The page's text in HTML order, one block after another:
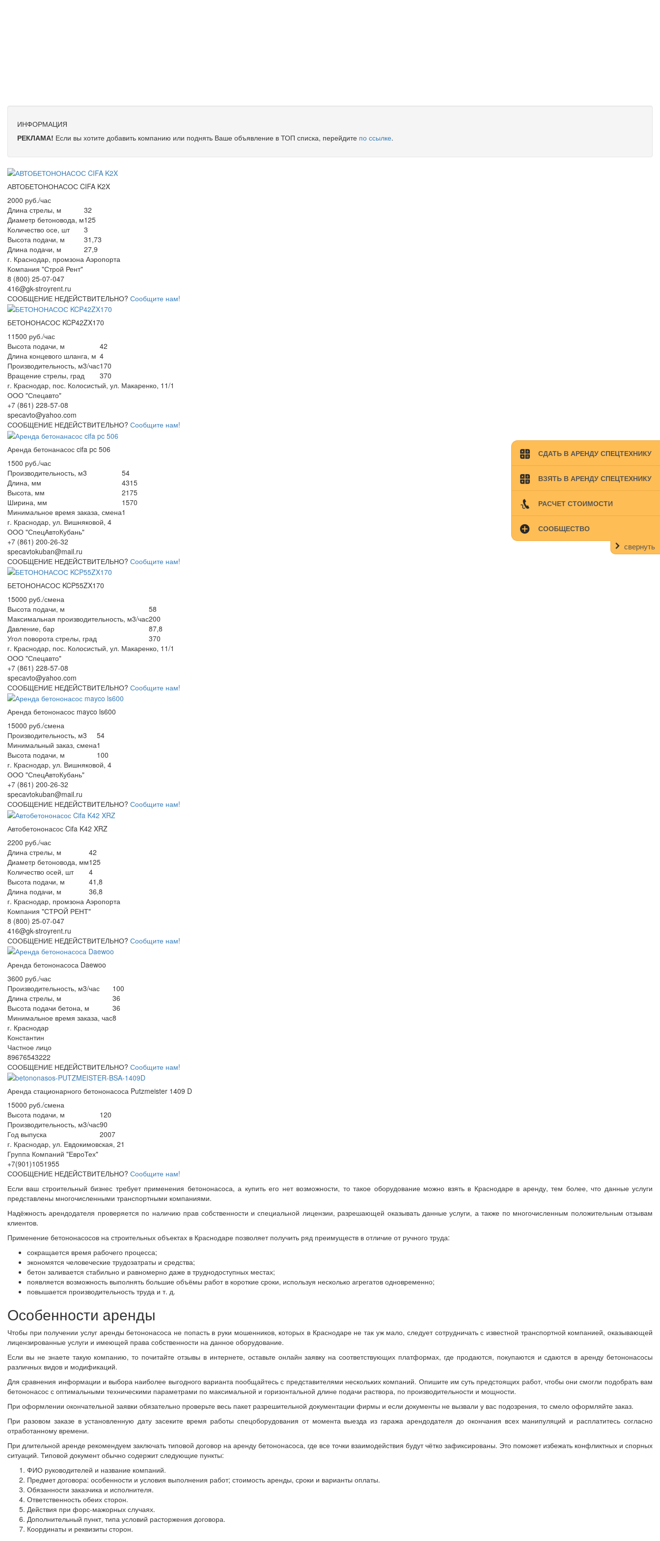
СДАТЬ В АРЕНДУ СПЕЦТЕХНИКУ
ВЗЯТЬ В АРЕНДУ СПЕЦТЕХНИКУ
РАСЧЕТ СТОИМОСТИ
СООБЩЕСТВО
свернуть
ИНФОРМАЦИЯ
РЕКЛАМА! Если вы хотите добавить компанию или поднять Ваше объявление в ТОП списка, перейдите по ссылке.
АВТОБЕТОНОНАСОС CIFA K2X
2000 руб./час
Длина стрелы, м
32
Диаметр бетоновода, м125
Количество осе, шт
3
Высота подачи, м
31,73
Длина подачи, м
27,9
г. Краснодар, промзона Аэропорта
Компания "Строй Рент"
8 (800) 25-07-047
416@gk-stroyrent.ru
СООБЩЕНИЕ НЕДЕЙСТВИТЕЛЬНО? Сообщите нам!
БЕТОНОНАСОС KCP42ZX170
11500 руб./час
Высота подачи, м
42
Длина концевого шланга, м 4
Производительность, м3/час170
Вращение стрелы, град
370
г. Краснодар, пос. Колосистый, ул. Макаренко, 11/1
ООО "Спецавто"
+7 (861) 228-57-08
specavto@yahoo.com
СООБЩЕНИЕ НЕДЕЙСТВИТЕЛЬНО? Сообщите нам!
Аренда бетонанасос cifa pc 506
1500 руб./час
Производительность, м3
54
Длина, мм
4315
Высота, мм
2175
Ширина, мм
1570
Минимальное время заказа, смена1
г. Краснодар, ул. Вишняковой, 4
ООО "СпецАвтоКубань"
+7 (861) 200-26-32
specavtokuban@mail.ru
СООБЩЕНИЕ НЕДЕЙСТВИТЕЛЬНО? Сообщите нам!
БЕТОНОНАСОС KCP55ZX170
15000 руб./смена
Высота подачи, м
58
Максимальная производительность, м3/час200
Давление, бар
87,8
Угол поворота стрелы, град
370
г. Краснодар, пос. Колосистый, ул. Макаренко, 11/1
ООО "Спецавто"
+7 (861) 228-57-08
specavto@yahoo.com
СООБЩЕНИЕ НЕДЕЙСТВИТЕЛЬНО? Сообщите нам!
Аренда бетононасос mayco ls600
15000 руб./смена
Производительность, м3
54
Минимальный заказ, смена1
Высота подачи, м
100
г. Краснодар, ул. Вишняковой, 4
ООО "СпецАвтоКубань"
+7 (861) 200-26-32
specavtokuban@mail.ru
СООБЩЕНИЕ НЕДЕЙСТВИТЕЛЬНО? Сообщите нам!
Автобетононасос Cifa K42 XRZ
2200 руб./час
Длина стрелы, м
42
Диаметр бетоновода, мм125
Количество осей, шт
4
Высота подачи, м
41,8
Длина подачи, м
36,8
г. Краснодар, промзона Аэропорта
Компания "СТРОЙ РЕНТ"
8 (800) 25-07-047
416@gk-stroyrent.ru
СООБЩЕНИЕ НЕДЕЙСТВИТЕЛЬНО? Сообщите нам!
Аренда бетононасоса Daewoo
3600 руб./час
Производительность, м3/час
100
Длина стрелы, м
36
Высота подачи бетона, м
36
Минимальное время заказа, час8
г. Краснодар
Константин
Частное лицо
89676543222
СООБЩЕНИЕ НЕДЕЙСТВИТЕЛЬНО? Сообщите нам!
Аренда стационарного бетононасоса Putzmeister 1409 D
15000 руб./смена
Высота подачи, м
120
Производительность, м3/час90
Год выпуска
2007
г. Краснодар, ул. Евдокимовская, 21
Группа Компаний "ЕвроТех"
+7(901)1051955
СООБЩЕНИЕ НЕДЕЙСТВИТЕЛЬНО? Сообщите нам!
Если ваш строительный бизнес требует применения бетононасоса, а купить его нет возможности, то такое оборудование можно взять в Краснодаре в аренду, тем более, что данные услуги
представлены многочисленными транспортными компаниями.
Надёжность арендодателя проверяется по наличию прав собственности и специальной лицензии, разрешающей оказывать данные услуги, а также по многочисленным положительным отзывам
клиентов.
Применение бетононасосов на строительных объектах в Краснодаре позволяет получить ряд преимуществ в отличие от ручного труда:
сокращается время рабочего процесса;
экономятся человеческие трудозатраты и средства;
бетон заливается стабильно и равномерно даже в труднодоступных местах;
появляется возможность выполнять большие объёмы работ в короткие сроки, используя несколько агрегатов одновременно;
повышается производительность труда и т. д.
Особенности аренды
Чтобы при получении услуг аренды бетононасоса не попасть в руки мошенников, которых в Краснодаре не так уж мало, следует сотрудничать с известной транспортной компанией, оказывающей
лицензированные услуги и имеющей права собственности на данное оборудование.
Если вы не знаете такую компанию, то почитайте отзывы в интернете, оставьте онлайн заявку на соответствующих платформах, где продаются, покупаются и сдаются в аренду бетононасосы
различных видов и модификаций.
Для сравнения информации и выбора наиболее выгодного варианта пообщайтесь с представителями нескольких компаний. Опишите им суть предстоящих работ, чтобы они смогли подобрать вам
бетононасос с оптимальными техническими параметрами по максимальной и горизонтальной длине подачи раствора, по производительности и мощности.
При оформлении окончательной заявки обязательно проверьте весь пакет разрешительной документации фирмы и если документы не вызвали у вас подозрения, то смело оформляйте заказ.
При разовом заказе в установленную дату засеките время работы спецоборудования от момента выезда из гаража арендодателя до окончания всех манипуляций и расплатитесь согласно
отработанному времени.
При длительной аренде рекомендуем заключать типовой договор на аренду бетононасоса, где все точки взаимодействия будут чётко зафиксированы. Это поможет избежать конфликтных и спорных
ситуаций. Типовой документ обычно содержит следующие пункты:
ФИО руководителей и название компаний.
Предмет договора: особенности и условия выполнения работ; стоимость аренды, сроки и варианты оплаты.
Обязанности заказчика и исполнителя.
Ответственность обеих сторон.
Действия при форс-мажорных случаях.
Дополнительный пункт, типа условий расторжения договора.
Координаты и реквизиты сторон.